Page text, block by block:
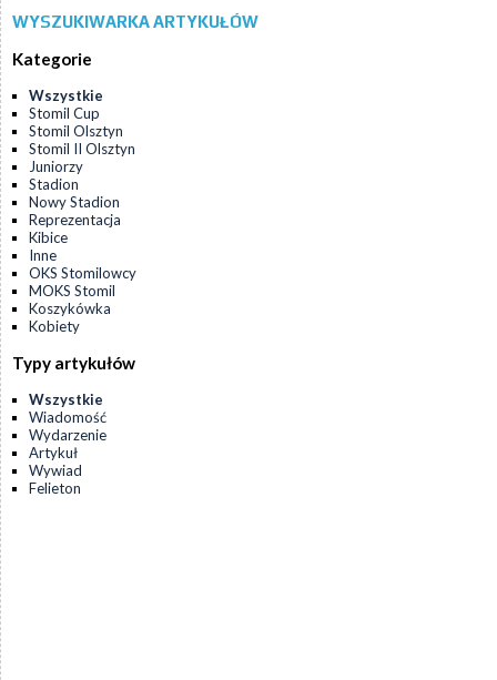
WYSZUKIWARKA ARTYKUŁÓW
Kategorie
Wszystkie
Stomil Cup
Stomil Olsztyn
Stomil II Olsztyn
Juniorzy
Stadion
Nowy Stadion
Reprezentacja
Kibice
Inne
OKS Stomilowcy
MOKS Stomil
Koszykówka
Kobiety
Typy artykułów
Wszystkie
Wiadomość
Wydarzenie
Artykuł
Wywiad
Felieton